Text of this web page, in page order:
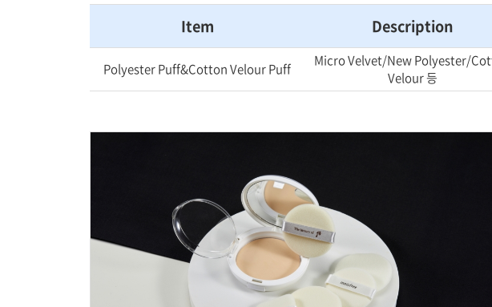
Item Description
Polyester Puff&Cotton Velour Puff
Micro Velvet/New Polyester/
Velour 등